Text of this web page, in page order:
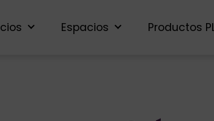
Espacios Productos